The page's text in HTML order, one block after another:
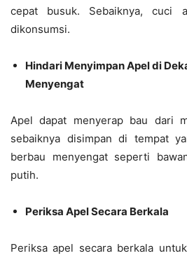
cepat busuk. Sebaiknya, cuci
dikonsumsi.
Hindari Menyimpan Apel di
Menyengat
Apel dapat menyerap bau dari
sebaiknya disimpan di tempat
berbau menyengat seperti
putih.
Periksa Apel Secara Berkala
Periksa apel secara berkala